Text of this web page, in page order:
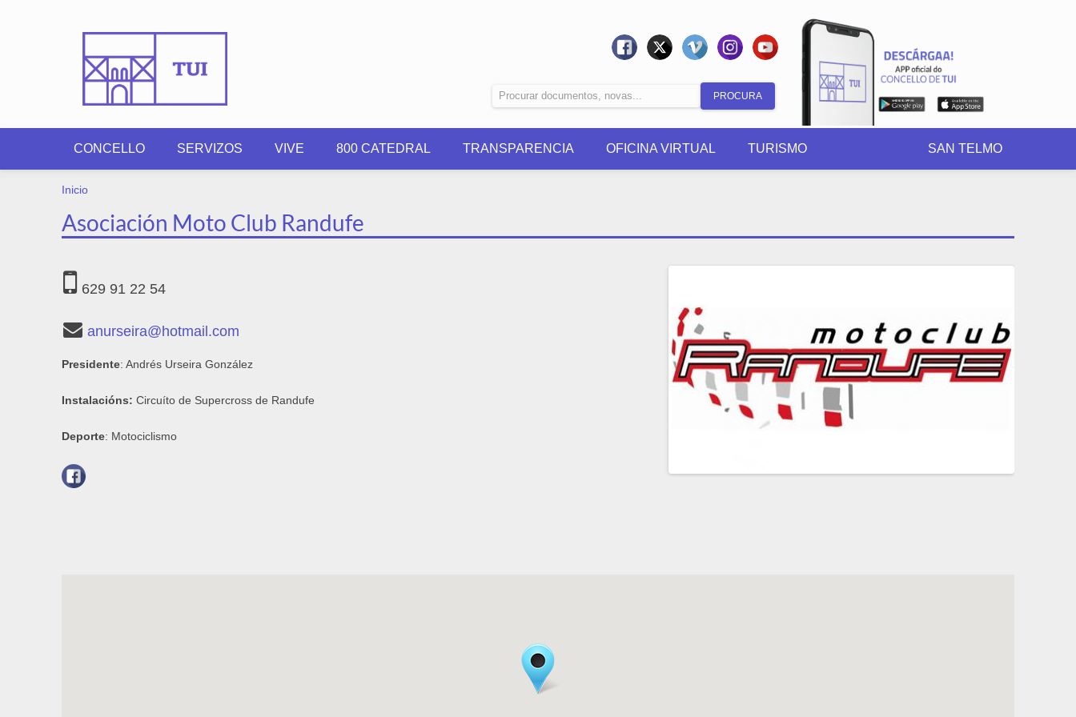
Formulario
de
busca
CONCELLO SERVIZOS VIVE 800 CATEDRAL TRANSPARENCIA OFICINA VIRTUAL TURISMO SAN TELMO
VOSTEDE ESTÁ AQUÍ
Inicio
Asociación Moto Club Randufe
629 91 22 54
anurseira@hotmail.com
Presidente: Andrés Urseira González
Instalacións: Circuíto de Supercross de Randufe
Deporte: Motociclismo